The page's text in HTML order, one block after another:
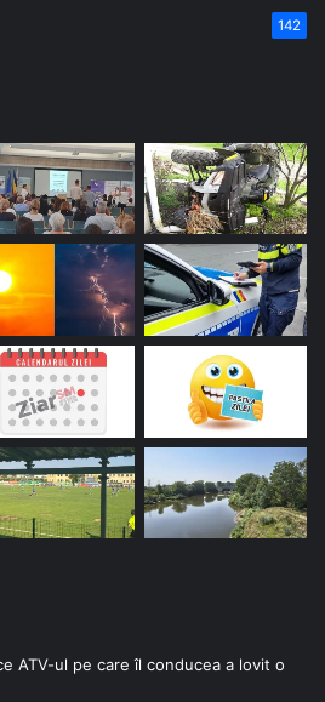
142
ATV-ul pe care îl conducea a lovit o